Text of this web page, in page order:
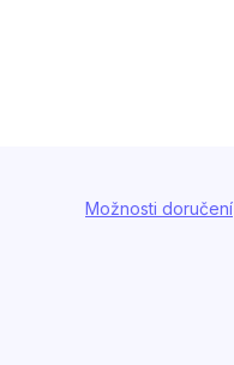
Možnosti doručení